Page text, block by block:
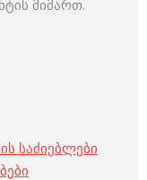
მიმართ.
საძიებლები